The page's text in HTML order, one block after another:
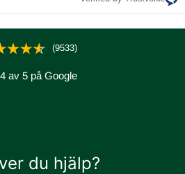
(9533)
av 5 på Google
du hjälp?